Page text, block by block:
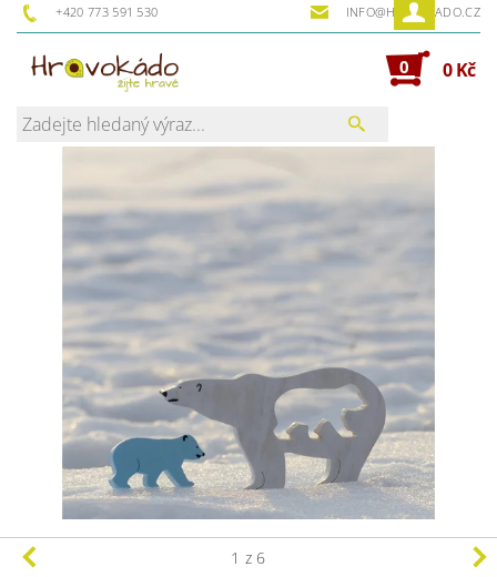
+420 773 591 530 INFO@HRAVOKADO.CZ
0 0 Kč
1 z 6